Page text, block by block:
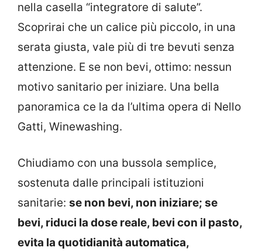
nella casella “integratore di salute”.
Scoprirai che un calice più piccolo, in una
serata giusta, vale più di tre bevuti senza
attenzione. E se non bevi, ottimo: nessun
motivo sanitario per iniziare. Una bella
panoramica ce la da l’ultima opera di Nello
Gatti, Winewashing.
Chiudiamo con una bussola semplice,
sostenuta dalle principali istituzioni
sanitarie: se non bevi, non iniziare; se
bevi, riduci la dose reale, bevi con il pasto,
evita la quotidianità automatica,